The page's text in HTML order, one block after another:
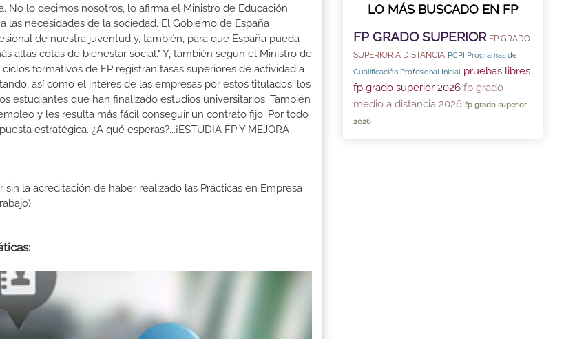
No lo decimos nosotros, lo afirma el Ministro de Educación:
las necesidades de la sociedad. El Gobierno de España
de nuestra juventud y, también, para que España pueda
altas cotas de bienestar social." Y, también según el Ministro de
formativos de FP registran tasas superiores de actividad a
así como el interés de las empresas por estos titulados: los
estudiantes que han finalizado estudios universitarios. También
y les resulta más fácil conseguir un contrato fijo. Por todo
estratégica. ¿A qué esperas?...¡ESTUDIA FP Y MEJORA
la acreditación de haber realizado las Prácticas en Empresa
LO MÁS BUSCADO EN FP
FP GRADO SUPERIOR FP GRADO
SUPERIOR A DISTANCIA PCPI Programas de
Cualificación Profesional Inicial pruebas libres
fp grado superior 2026 fp grado
medio a distancia 2026 fp grado superior
2026